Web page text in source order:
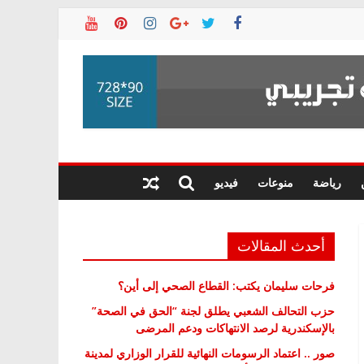
رياضة منوعات فيديو
أحدث المقالات
فرحات سليمان يكتب: القطاع الصحي إلى أين؟
حزب التحالف الشعبي يطلق لجنة “الحق في الصحة”
بالإسكندرية لرصد الانتهاكات ودعم المرضى
صور .. اعتماد الرسومات النهائية للقرار الوزاري لمدينة